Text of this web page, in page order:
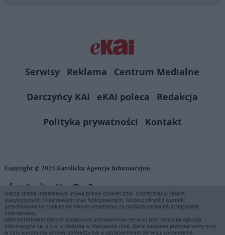
Serwisy Reklama
Centrum Medialne
Darczyńcy KAI
eKAI poleca
Redakcja
Polityka prywatności
Kontakt
Copyright © 2025 Katolicka Agencja Informacyjna
KAI zastrzega wszelkie prawa do serwisu. Użytkownicy mogą pobierać
i drukować fragmenty zawartości serwisu internetowego www.ekai.pl
wyłącznie do użytku osobistego. Publikacja, rozpowszechnianie
zawartości niniejszego serwisu lub jej sprzedaż (także framing i in.
Nasza strona internetowa używa plików cookies (tzw. ciasteczka) w celach
statystycznych, reklamowych oraz funkcjonalnych. Możesz określić warunki
przechowywania cookies na Twoim urządzeniu za pomocą ustawień przeglądarki
internetowej.
Administratorem danych osobowych użytkowników Serwisu jest Katolicka Agencja
Informacyjna sp. z o.o. z siedzibą w Warszawie (KAI). Dane osobowe przetwarzamy m.in.
w celu wykonania umowy pomiędzy KAI a użytkownikiem Serwisu, wypełnienia